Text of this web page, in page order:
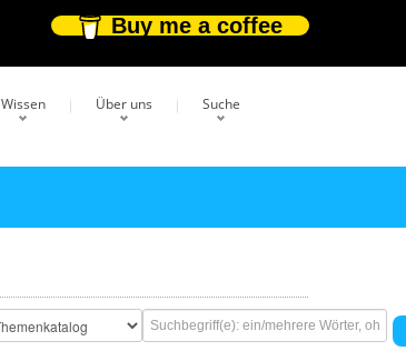
Buy me a coffee
Wissen Über uns Suche